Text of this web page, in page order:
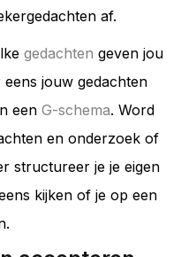
af.
gedachten geven jou
jouw gedachten
een G-schema. Word
en onderzoek of
structureer je je eigen
kijken of je op een